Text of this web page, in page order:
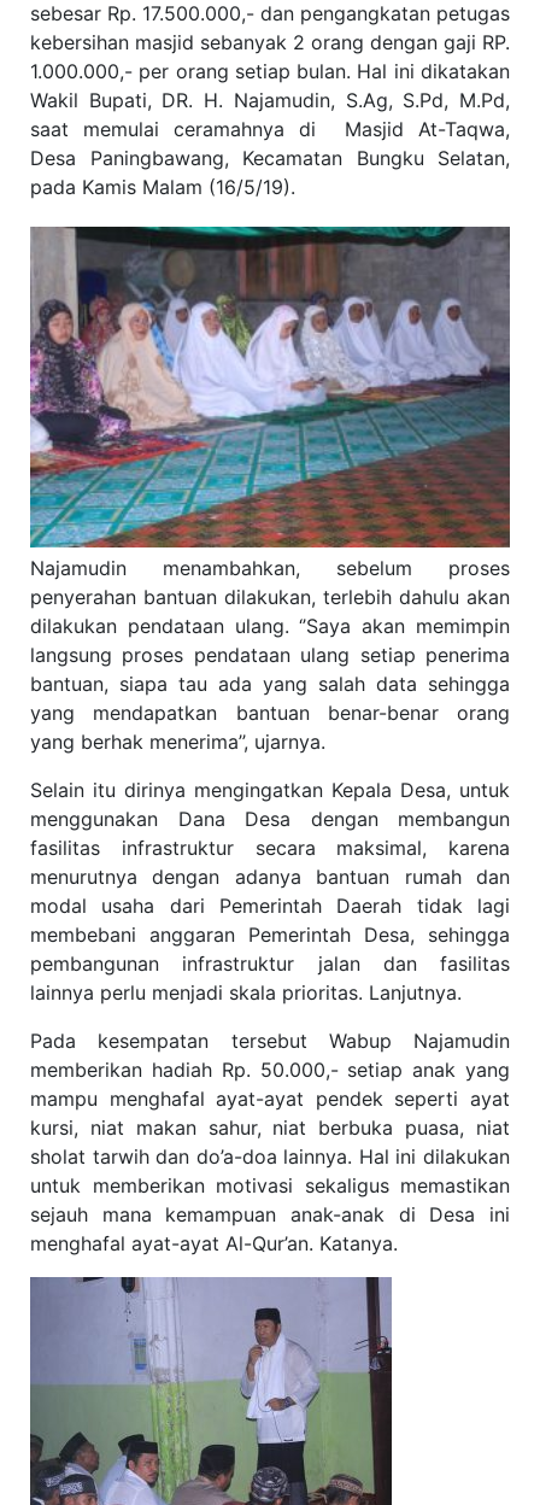
sebesar Rp. 17.500.000,- dan pengangkatan petugas
kebersihan masjid sebanyak 2 orang dengan gaji RP.
1.000.000,- per orang setiap bulan. Hal ini dikatakan
Wakil Bupati, DR. H. Najamudin, S.Ag, S.Pd, M.Pd,
saat memulai ceramahnya di Masjid At-Taqwa,
Desa Paningbawang, Kecamatan Bungku Selatan,
pada Kamis Malam (16/5/19).
Najamudin menambahkan, sebelum proses
penyerahan bantuan dilakukan, terlebih dahulu akan
dilakukan pendataan ulang. ‘’Saya akan memimpin
langsung proses pendataan ulang setiap penerima
bantuan, siapa tau ada yang salah data sehingga
yang mendapatkan bantuan benar-benar orang
yang berhak menerima’’, ujarnya.
Selain itu dirinya mengingatkan Kepala Desa, untuk
menggunakan Dana Desa dengan membangun
fasilitas infrastruktur secara maksimal, karena
menurutnya dengan adanya bantuan rumah dan
modal usaha dari Pemerintah Daerah tidak lagi
membebani anggaran Pemerintah Desa, sehingga
pembangunan infrastruktur jalan dan fasilitas
lainnya perlu menjadi skala prioritas. Lanjutnya.
Pada kesempatan tersebut Wabup Najamudin
memberikan hadiah Rp. 50.000,- setiap anak yang
mampu menghafal ayat-ayat pendek seperti ayat
kursi, niat makan sahur, niat berbuka puasa, niat
sholat tarwih dan do’a-doa lainnya. Hal ini dilakukan
untuk memberikan motivasi sekaligus memastikan
sejauh mana kemampuan anak-anak di Desa ini
menghafal ayat-ayat Al-Qur’an. Katanya.